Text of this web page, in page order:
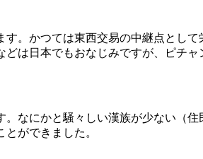
。かつては東西交易の中継点とし
は日本でもおなじみですが、ピチ
なにかと騒々しい漢族が少ない（
ができました。